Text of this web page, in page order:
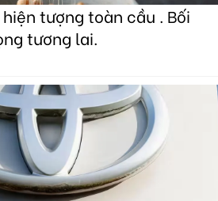
tượng toàn cầu . Bối
tương lai.